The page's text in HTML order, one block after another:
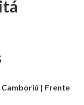
Camboriú | Frente